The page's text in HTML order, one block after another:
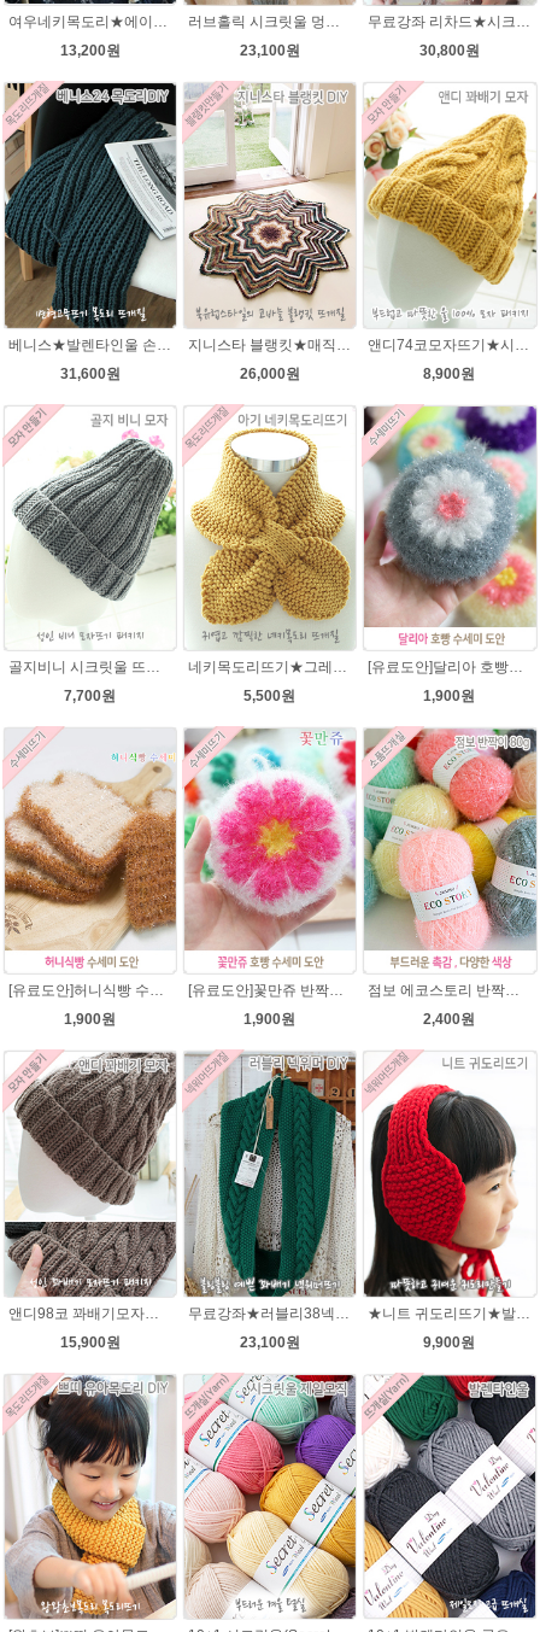
여우네키목도리★에이미울DIY 재료 패키지/유아목도리뜨기/아기목도리뜨개질/부드러운 베이비뜨개실로 제작 된 태교 손뜨개
13,200원
러브홀릭 시크릿울 멍석뜨기 목도리 뜨개질패키지
23,100원
무료강좌 리차드★시크릿울 꽈배기 목도리뜨기DIY 뜨개질
30,800원
베니스★발렌타인울 손뜨개질 목도리DIY 남녀커플 길라임목도리뜨개질
31,600원
지니스타 블랭킷★매직그라데이션 뜨개실 코바늘뜨기블랭킷 이지프린트뜨개실 뜨개질
26,000원
앤디74코모자뜨기★시크릿울3~4세용 모자뜨개질
8,900원
골지비니 시크릿울 뜨개실 모자뜨기 DIY 뜨개질
7,700원
네키목도리뜨기★그레이스메리노울 미니목도리뜨기
5,500원
[유료도안]달리아 호빵수세미뜨기 도안(수세미실은 옵션에서 추가구매 가능)/꽃수세미도안 /별호빵수세미처럼 예쁜수세미뜨기/빤짝이수세미실/웰빙수세미실/고급수세미실/데이지 반짝이수세미
1,900원
[유료도안]허니식빵 수세미뜨기 코바늘뜨기도안 /수세미뜨기/수세미실/반짝이수세미/반짝이실/수세미실 웰빙수세미 퐁퐁수세미 식빵 코바늘수세미
1,900원
[유료도안]꽃만쥬 반짝이수세미 코바늘뜨기도안 /수세미뜨기/수세미실/반짝이수세미/반짝이실/수세미실 웰빙수세미 퐁퐁수세미 식빵 코바늘수세미
1,900원
점보 에코스토리 반짝이 80g 대용량 수세미뜨기 뜨개실 친환경소품 뜨개질실//웰빙수세미실/반짝이수세미실/반짝이뜨개실/ 수세미실/대용량수세미/빤짝이실
2,400원
15,900원
23,100원
9,900원